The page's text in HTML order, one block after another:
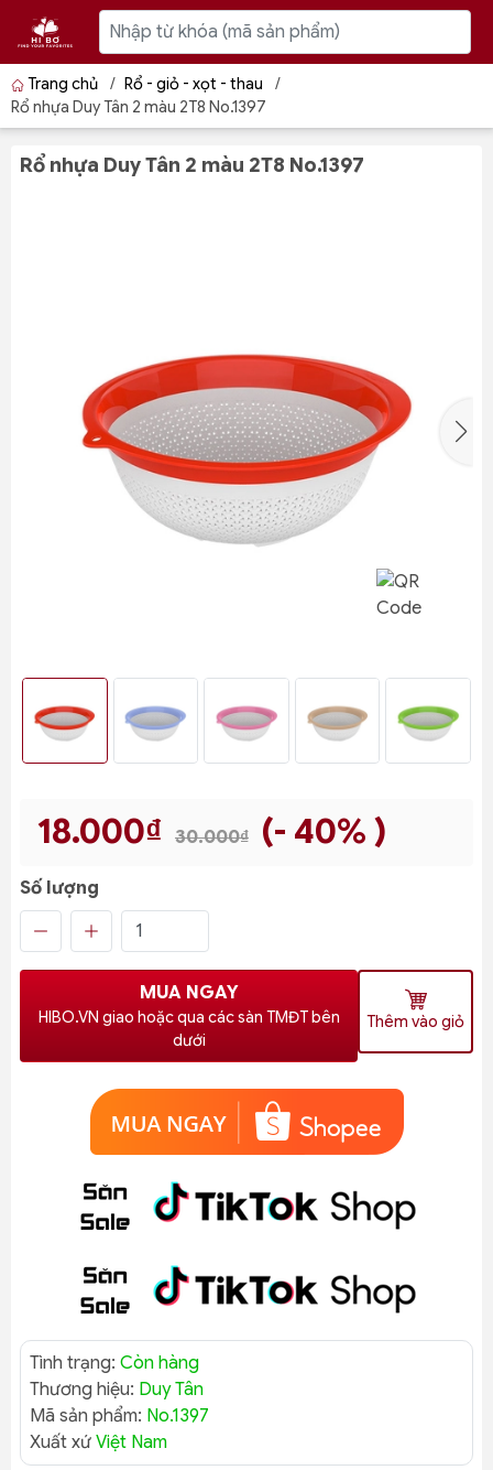
Trang chủ / Rổ - giỏ - xọt - thau
/
Rổ nhựa Duy Tân 2 màu 2T8 No.1397
Rổ nhựa Duy Tân 2 màu 2T8 No.1397
18.000₫ 30.000₫ (- 40% )
Số lượng
MUA NGAY
HIBO.VN giao hoặc qua các sàn TMĐT bên
dưới
Thêm vào giỏ
Tình trạng: Còn hàng
Thương hiệu: Duy Tân
Mã sản phẩm: No.1397
Xuất xứ Việt Nam